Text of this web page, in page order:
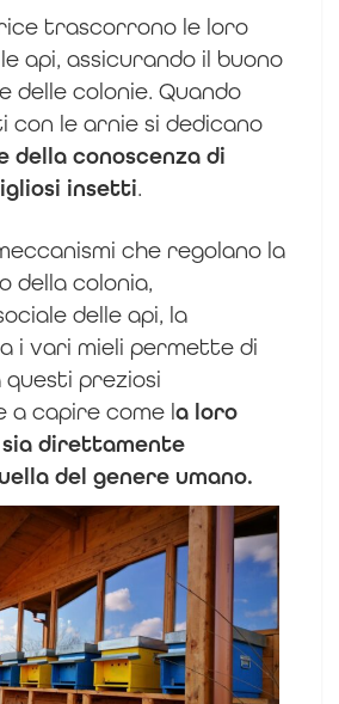
trascorrono le loro
api, assicurando il buono
delle colonie. Quando
con le arnie si dedicano
della conoscenza di
insetti.
che regolano la
della colonia,
delle api, la
i vari mieli permette di
preziosi
a capire come la loro
direttamente
del genere umano.